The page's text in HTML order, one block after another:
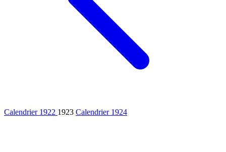
Calendrier 1922 1923 Calendrier 1924